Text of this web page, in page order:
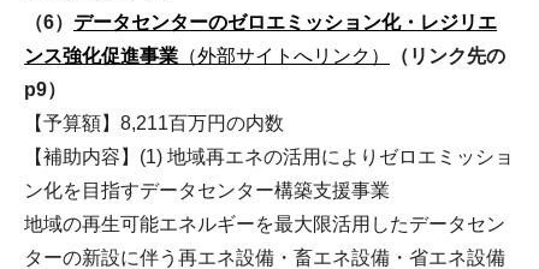
（6） データセンターのゼロエミッション化・レジリエ
ンス強化促進事業 （外部サイトへリンク）
（リンク先の
p9）
【予算額】8,211百万円の内数
【補助内容】(1) 地域再エネの活用によりゼロエミッショ
ン化を目指すデータセンター構築支援事業
地域の再生可能エネルギーを最大限活用したデータセン
ターの新設に伴う再エネ設備・畜エネ設備・省エネ設備